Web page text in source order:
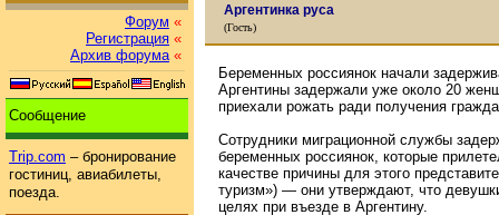
Форум «
Регистрация «
Архив форума «
Сообщение
Trip.com – бронирование
гостиниц, авиабилеты,
поезда.
Аргентинка руса
(Гость)
Беременных россиянок начали
Аргентины задержали уже около 20
приехали рожать ради получения
Сотрудники миграционной службы
беременных россиянок, которые
качестве причины для этого
туризм») — они утверждают, что
целях при въезде в Аргентину.